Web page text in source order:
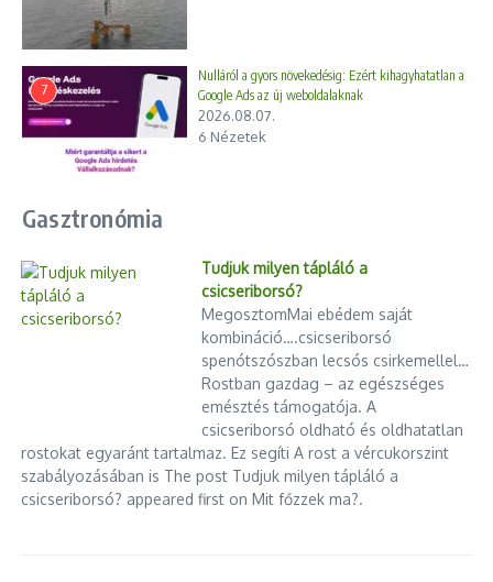
7
Nulláról a gyors növekedésig: Ezért kihagyhatatlan a
Google Ads az új weboldalaknak
2026.08.07.
6 Nézetek
Gasztronómia
Tudjuk milyen tápláló a
csicseriborsó?
MegosztomMai ebédem saját
kombináció….csicseriborsó
spenótszószban lecsós csirkemellel…
Rostban gazdag – az egészséges
emésztés támogatója. A
csicseriborsó oldható és oldhatatlan
rostokat egyaránt tartalmaz. Ez segíti A rost a vércukorszint
szabályozásában is The post Tudjuk milyen tápláló a
csicseriborsó? appeared first on Mit főzzek ma?.